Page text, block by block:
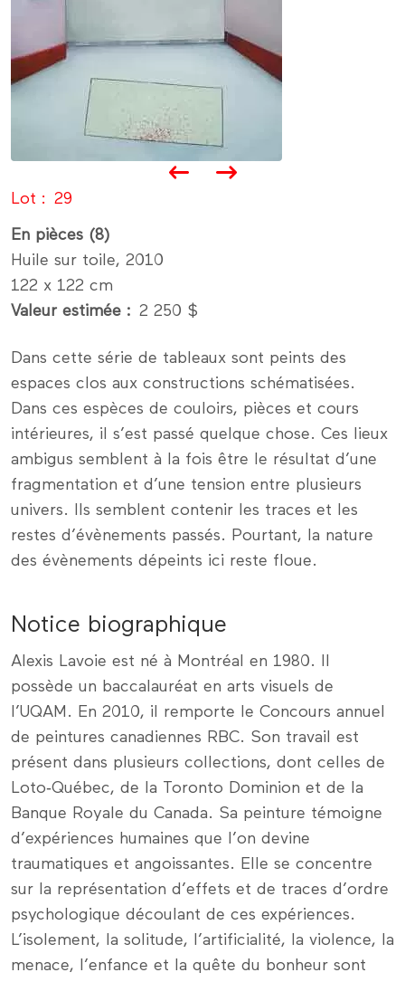
Lot 29
En pièces (8)
Huile sur toile, 2010
122 x 122 cm
Valeur estimée
2 250 $
Dans cette série de tableaux sont peints des
espaces clos aux constructions schématisées.
Dans ces espèces de couloirs, pièces et cours
intérieures, il s’est passé quelque chose. Ces lieux
ambigus semblent à la fois être le résultat d’une
fragmentation et d’une tension entre plusieurs
univers. Ils semblent contenir les traces et les
restes d’évènements passés. Pourtant, la nature
des évènements dépeints ici reste floue.
Notice biographique
Alexis Lavoie est né à Montréal en 1980. Il
possède un baccalauréat en arts visuels de
l’UQAM. En 2010, il remporte le Concours annuel
de peintures canadiennes RBC. Son travail est
présent dans plusieurs collections, dont celles de
Loto‑Québec, de la Toronto Dominion et de la
Banque Royale du Canada. Sa peinture témoigne
d’expériences humaines que l’on devine
traumatiques et angoissantes. Elle se concentre
sur la représentation d’effets et de traces d’ordre
psychologique découlant de ces expériences.
L’isolement, la solitude, l’artificialité, la violence, la
menace, l’enfance et la quête du bonheur sont